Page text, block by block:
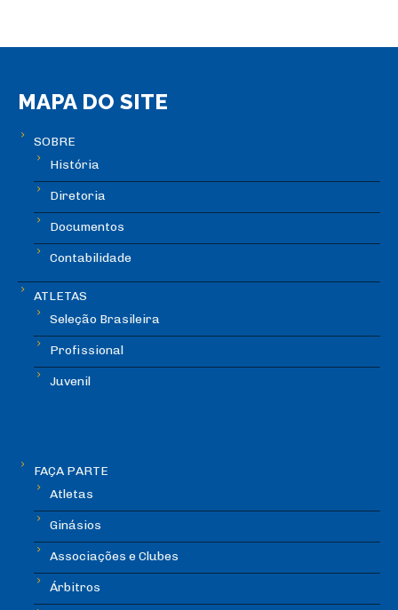
MAPA DO SITE
SOBRE
História
Diretoria
Documentos
Contabilidade
ATLETAS
Seleção Brasileira
Profissional
Juvenil
FAÇA PARTE
Atletas
Ginásios
Associações e Clubes
Árbitros